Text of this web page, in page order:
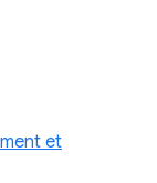
et